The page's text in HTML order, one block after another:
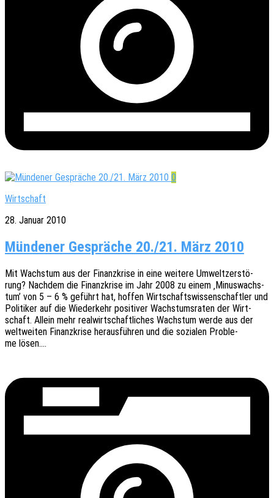
0
Wirtschaft
28. Januar 2010
Mündener Gespräche 20./21. März 2010
Mit Wachs­tum aus der Finanz­kri­se in eine weite­re Umwelt­zer­stö­
rung? Nach­dem die Finanz­kri­se im Jahr 2008 zu einem ‚Minus­wachs­
tum’ von 5 – 6 % geführt hat, hoffen Wirt­schafts­wis­sen­schaft­ler und
Poli­ti­ker auf die Wieder­kehr posi­ti­ver Wachs­tums­ra­ten der Wirt­
schaft. Allein mehr real­wirt­schaft­li­ches Wachs­tum werde aus der
welt­wei­ten Finanz­kri­se heraus­füh­ren und die sozia­len Proble­
me lösen.…